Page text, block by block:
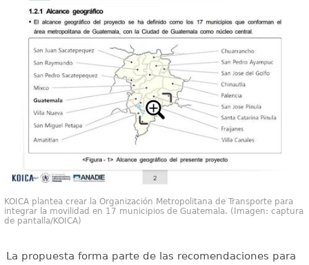
KOICA plantea crear la Organización Metropolitana de Transporte para
integrar la movilidad en 17 municipios de Guatemala. (Imagen: captura
de pantalla/KOICA)
La propuesta forma parte de las recomendaciones para